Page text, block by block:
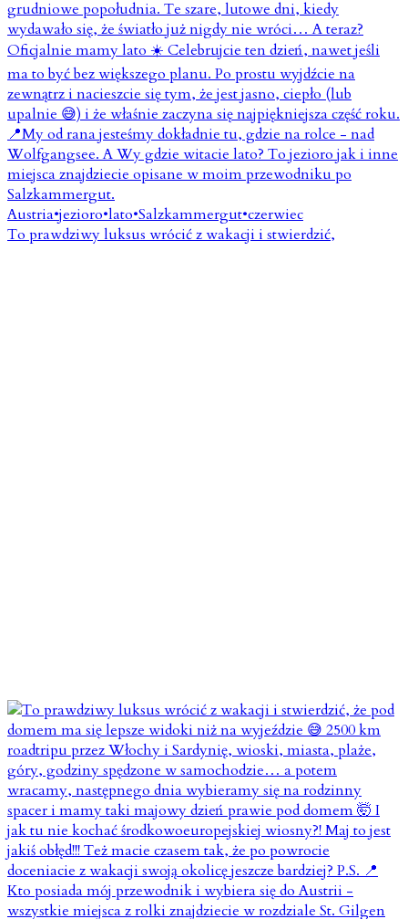
To prawdziwy luksus wrócić z wakacji i stwierdzić,